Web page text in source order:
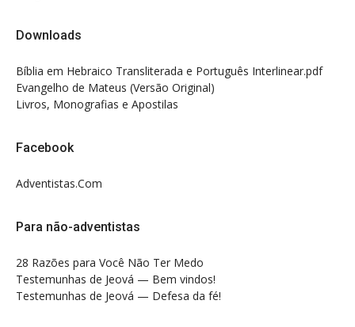
Downloads
Bíblia em Hebraico Transliterada e Português Interlinear.pdf
Evangelho de Mateus (Versão Original)
Livros, Monografias e Apostilas
Facebook
Adventistas.Com
Para não-adventistas
28 Razões para Você Não Ter Medo
Testemunhas de Jeová — Bem vindos!
Testemunhas de Jeová — Defesa da fé!